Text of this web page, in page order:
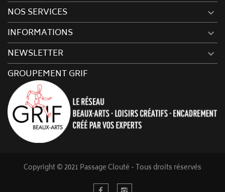
NOS SERVICES 
INFORMATIONS 
NEWSLETTER 
GROUPEMENT GRIF
Copyright © 2021 Passage Clouté - Tous droits réservés